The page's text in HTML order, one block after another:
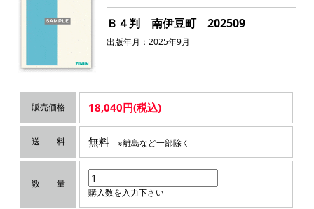
Ｂ４判 南伊豆町 202509
出版年月：2025年9月
販売価格 18,040円(税込)
送 料 無料 ※離島など一部除く
数 量
購入数を入力下さい